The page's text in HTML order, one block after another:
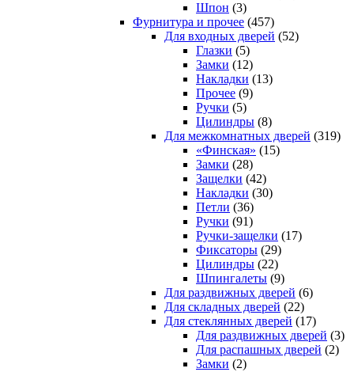
Шпон (3)
Фурнитура и прочее (457)
Для входных дверей (52)
Глазки (5)
Замки (12)
Накладки (13)
Прочее (9)
Ручки (5)
Цилиндры (8)
Для межкомнатных дверей (319)
«Финская» (15)
Замки (28)
Защелки (42)
Накладки (30)
Петли (36)
Ручки (91)
Ручки-защелки (17)
Фиксаторы (29)
Цилиндры (22)
Шпингалеты (9)
Для раздвижных дверей (6)
Для складных дверей (22)
Для стеклянных дверей (17)
Для раздвижных дверей (3)
Для распашных дверей (2)
Замки (2)